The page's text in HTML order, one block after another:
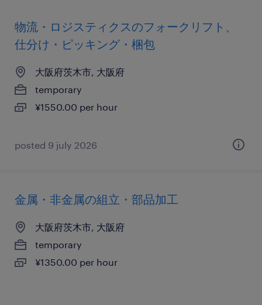
物流・ロジスティクスのフォークリフト、
仕分け・ピッキング・梱包
大阪府茨木市, 大阪府
temporary
¥1550.00 per hour
posted 9 july 2026
金属・非金属の組立・部品加工
大阪府茨木市, 大阪府
temporary
¥1350.00 per hour